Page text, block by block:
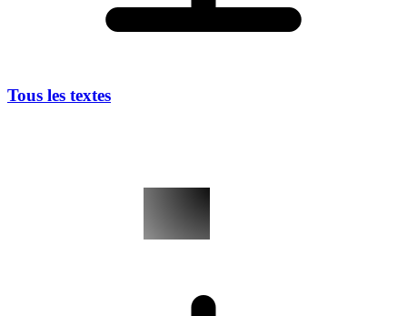
Tous les textes